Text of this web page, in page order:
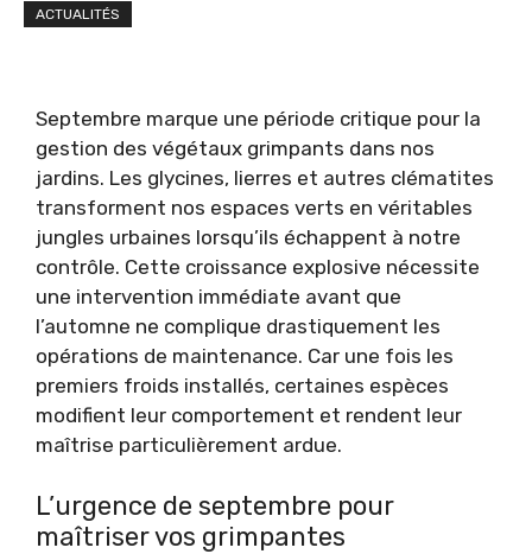
ACTUALITÉS
Septembre marque une période critique pour la
gestion des végétaux grimpants dans nos
jardins. Les glycines, lierres et autres clématites
transforment nos espaces verts en véritables
jungles urbaines lorsqu’ils échappent à notre
contrôle. Cette croissance explosive nécessite
une intervention immédiate avant que
l’automne ne complique drastiquement les
opérations de maintenance. Car une fois les
premiers froids installés, certaines espèces
modifient leur comportement et rendent leur
maîtrise particulièrement ardue.
L’urgence de septembre pour
maîtriser vos grimpantes